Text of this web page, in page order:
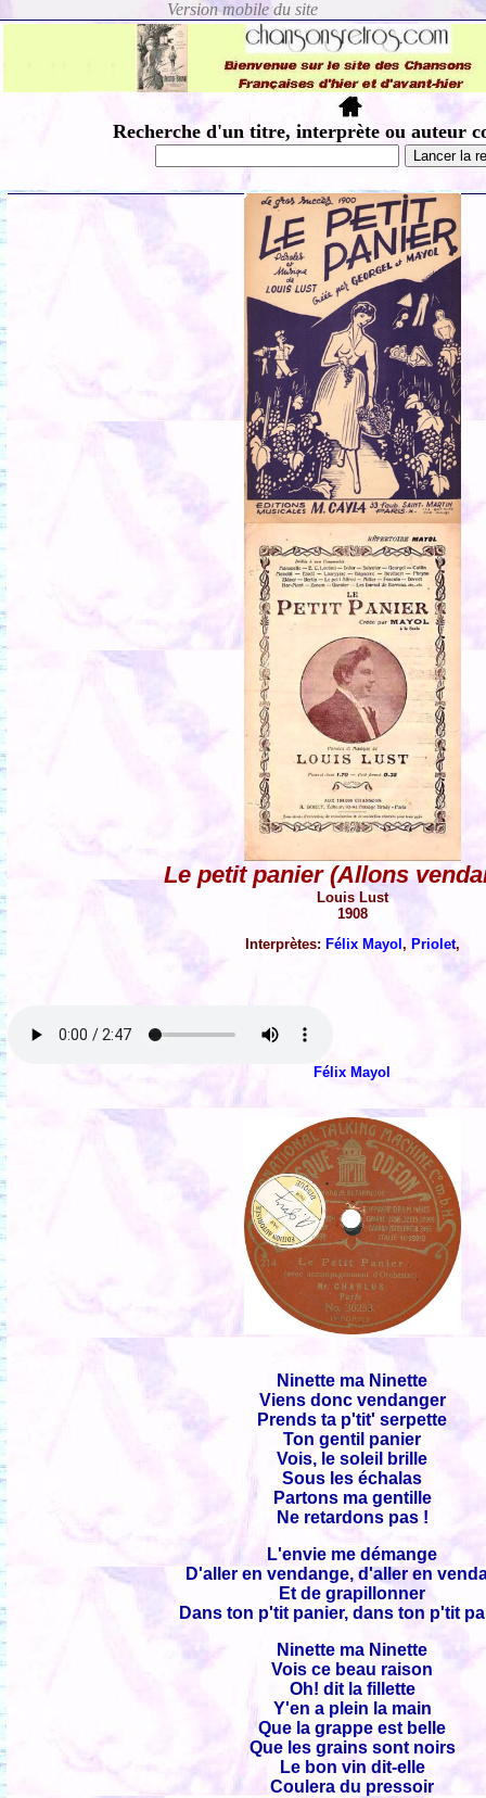
Recherche d'un titre, interprète ou auteur
Le petit panier (Allons
Louis Lust
1908
Interprètes: Félix Mayol , Priolet,
Félix Mayol
Ninette ma Ninette
Viens donc vendanger
Prends ta p'tit' serpette
Ton gentil panier
Vois, le soleil brille
Sous les échalas
Partons ma gentille
Ne retardons pas !
L'envie me démange
D'aller en vendange, d'aller en
Et de grapillonner
Dans ton p'tit panier, dans ton p'tit
Ninette ma Ninette
Vois ce beau raison
Oh! dit la fillette
Y'en a plein la main
Que la grappe est belle
Que les grains sont noirs
Le bon vin dit-elle
Coulera du pressoir